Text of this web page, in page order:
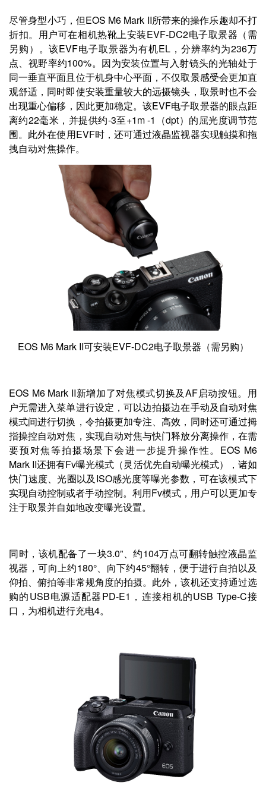
尽管身型小巧，但EOS M6 Mark II所带来的操作乐趣却不打
折扣。用户可在相机热靴上安装EVF-DC2电子取景器（需
另购）。该EVF电子取景器为有机EL，分辨率约为236万
点、视野率约100%。因为安装位置与入射镜头的光轴处于
同一垂直平面且位于机身中心平面，不仅取景感受会更加直
观舒适，同时即使安装重量较大的远摄镜头，取景时也不会
出现重心偏移，因此更加稳定。该EVF电子取景器的眼点距
离约22毫米，并提供约-3至+1m -1（dpt）的屈光度调节范
围。此外在使用EVF时，还可通过液晶监视器实现触摸和拖
拽自动对焦操作。
EOS M6 Mark II可安装EVF-DC2电子取景器（需另购）
EOS M6 Mark II新增加了对焦模式切换及AF启动按钮。用
户无需进入菜单进行设定，可以边拍摄边在手动及自动对焦
模式间进行切换，令拍摄更加专注、高效，同时还可通过拇
指操控自动对焦，实现自动对焦与快门释放分离操作，在需
要预对焦等拍摄场景下会进一步提升操作性。EOS M6
Mark II还拥有Fv曝光模式（灵活优先自动曝光模式），诸如
快门速度、光圈以及ISO感光度等曝光参数，可在该模式下
实现自动控制或者手动控制。利用Fv模式，用户可以更加专
注于取景并自如地改变曝光设置。
同时，该机配备了一块3.0”、约104万点可翻转触控液晶监
视器，可向上约180°、向下约45°翻转，便于进行自拍以及
仰拍、俯拍等非常规角度的拍摄。此外，该机还支持通过选
购的USB电源适配器PD-E1，连接相机的USB Type-C接
口，为相机进行充电4。